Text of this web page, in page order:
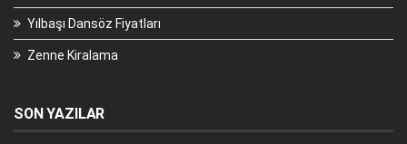
Yılbaşı Dansöz Fiyatları
Zenne Kiralama
SON YAZILAR